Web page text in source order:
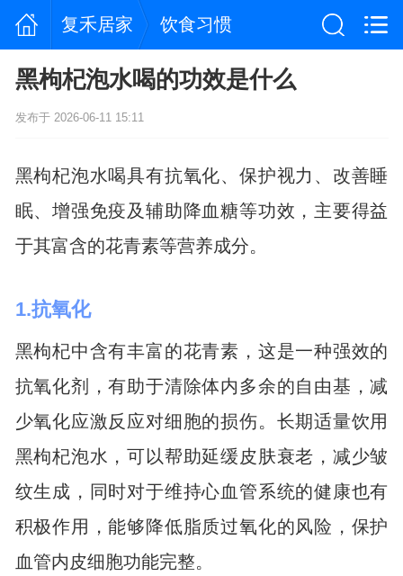
复禾居家 饮食习惯
黑枸杞泡水喝的功效是什么
发布于 2026-06-11 15:11
黑枸杞泡水喝具有抗氧化、保护视力、改善睡
眠、增强免疫及辅助降血糖等功效，主要得益
于其富含的花青素等营养成分。
1.抗氧化
黑枸杞中含有丰富的花青素，这是一种强效的
抗氧化剂，有助于清除体内多余的自由基，减
少氧化应激反应对细胞的损伤。长期适量饮用
黑枸杞泡水，可以帮助延缓皮肤衰老，减少皱
纹生成，同时对于维持心血管系统的健康也有
积极作用，能够降低脂质过氧化的风险，保护
血管内皮细胞功能完整。